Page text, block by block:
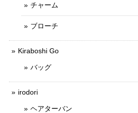
チャーム
ブローチ
Kiraboshi Go
バッグ
irodori
ヘアターバン